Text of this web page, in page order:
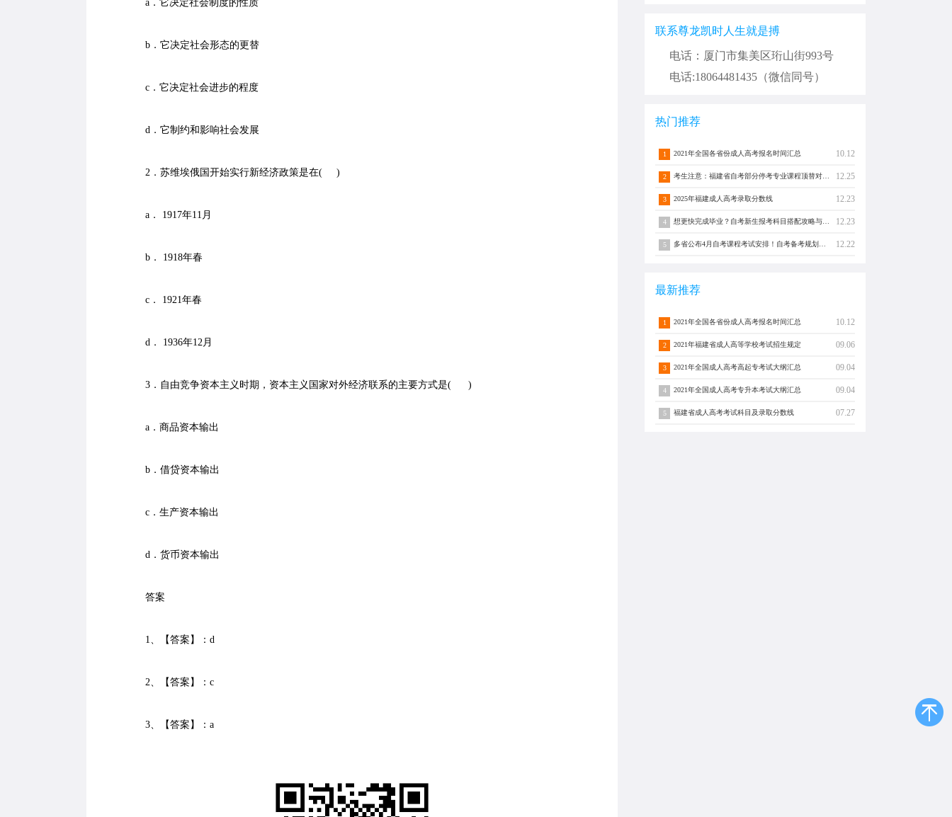
a．它决定社会制度的性质
b．它决定社会形态的更替
c．它决定社会进步的程度
d．它制约和影响社会发展
2．苏维埃俄国开始实行新经济政策是在( )
a． 1917年11月
b． 1918年春
c． 1921年春
d． 1936年12月
3．自由竞争资本主义时期，资本主义国家对外经济联系的主要方式是( )
a．商品资本输出
b．借贷资本输出
c．生产资本输出
d．货币资本输出
答案
1、【答案】：d
2、【答案】：c
3、【答案】：a
联系尊龙凯时人生就是搏
电话：厦门市集美区珩山街993号
电话:18064481435（微信同号）
热门推荐
1 2021年全国各省份成人高考报名时间汇总 10.12
2 12.25
3 2025年福建成人高考录取分数线 12.23
4 12.23
5 12.22
最新推荐
1 2021年全国各省份成人高考报名时间汇总 10.12
2 2021年福建省成人高等学校考试招生规定 09.06
3 2021年全国成人高考高起专考试大纲汇总 09.04
4 2021年全国成人高考专升本考试大纲汇总 09.04
5 福建省成人高考考试科目及录取分数线 07.27